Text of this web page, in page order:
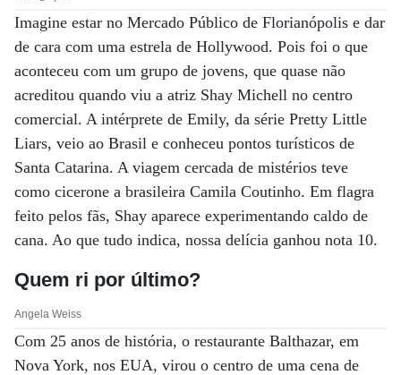
Imagine estar no Mercado Público de Florianópolis e dar
de cara com uma estrela de Hollywood. Pois foi o que
aconteceu com um grupo de jovens, que quase não
acreditou quando viu a atriz Shay Michell no centro
comercial. A intérprete de Emily, da série Pretty Little
Liars, veio ao Brasil e conheceu pontos turísticos de
Santa Catarina. A viagem cercada de mistérios teve
como cicerone a brasileira Camila Coutinho. Em flagra
feito pelos fãs, Shay aparece experimentando caldo de
cana. Ao que tudo indica, nossa delícia ganhou nota 10.
Quem ri por último?
Angela Weiss
Com 25 anos de história, o restaurante Balthazar, em
Nova York, nos EUA, virou o centro de uma cena de